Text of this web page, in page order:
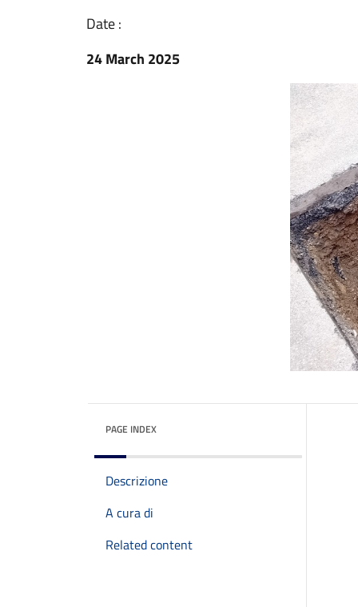
Date :
24 March 2025
PAGE INDEX
Descrizione
A cura di
Related content